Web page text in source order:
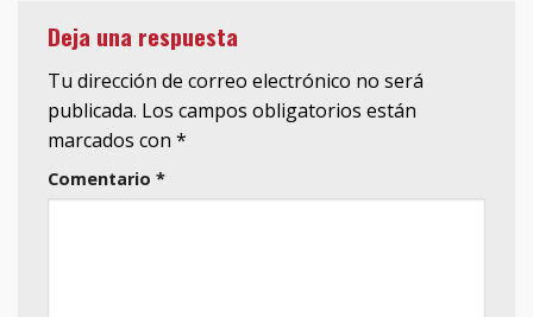
Deja una respuesta
Tu dirección de correo electrónico no será
publicada. Los campos obligatorios están
marcados con *
Comentario *